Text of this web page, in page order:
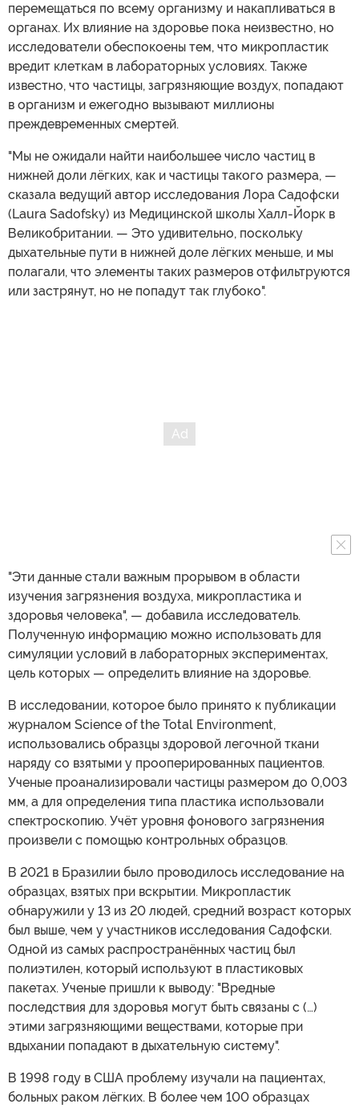
перемещаться по всему организму и накапливаться в
органах. Их влияние на здоровье пока неизвестно, но
исследователи обеспокоены тем, что микропластик
вредит клеткам в лабораторных условиях. Также
известно, что частицы, загрязняющие воздух, попадают
в организм и ежегодно вызывают миллионы
преждевременных смертей.
"Мы не ожидали найти наибольшее число частиц в
нижней доли лёгких, как и частицы такого размера, —
сказала ведущий автор исследования Лора Садофски
(Laura Sadofsky) из Медицинской школы Халл-Йорк в
Великобритании. — Это удивительно, поскольку
дыхательные пути в нижней доле лёгких меньше, и мы
полагали, что элементы таких размеров отфильтруются
или застрянут, но не попадут так глубоко".
"Эти данные стали важным прорывом в области
изучения загрязнения воздуха, микропластика и
здоровья человека", — добавила исследователь.
Полученную информацию можно использовать для
симуляции условий в лабораторных экспериментах,
цель которых — определить влияние на здоровье.
В исследовании, которое было принято к публикации
журналом Science of the Total Environment,
использовались образцы здоровой легочной ткани
наряду со взятыми у прооперированных пациентов.
Ученые проанализировали частицы размером до 0,003
мм, а для определения типа пластика использовали
спектроскопию. Учёт уровня фонового загрязнения
произвели с помощью контрольных образцов.
В 2021 в Бразилии было проводилось исследование на
образцах, взятых при вскрытии. Микропластик
обнаружили у 13 из 20 людей, средний возраст которых
был выше, чем у участников исследования Садофски.
Одной из самых распространённых частиц был
полиэтилен, который используют в пластиковых
пакетах. Ученые пришли к выводу: "Вредные
последствия для здоровья могут быть связаны с (…)
этими загрязняющими веществами, которые при
вдыхании попадают в дыхательную систему".
В 1998 году в США проблему изучали на пациентах,
больных раком лёгких. В более чем 100 образцах